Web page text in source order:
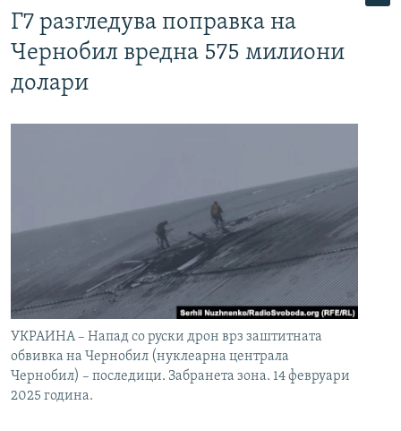
Г7 разгледува поправка на
Чернобил вредна 575 милиони
долари
УКРАИНА – Напад со руски дрон врз заштитната
обвивка на Чернобил (нуклеарна централа
Чернобил) – последици. Забранета зона. 14 февруари
2025 година.